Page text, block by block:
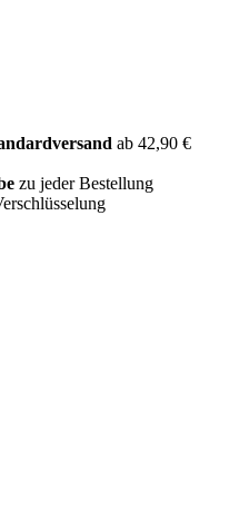
ab 42,90 €
zu jeder Bestellung